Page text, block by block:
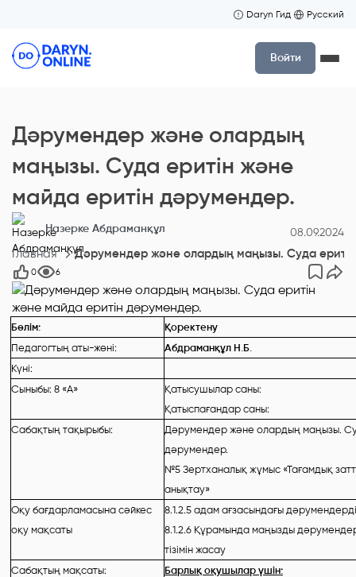
Daryn Гид Русский
Войти
Дәрумендер және олардың
маңызы. Суда еритін және
майда еритін дәрумендер.
Назерке Абдраманқұл 08.09.2024
Главная Дәрумендер және олардың маңызы. Суда
0 6
Бөлім:
Қоректену
Педагогтың аты-жөні:
Абдраманқұл Н.Б.
Күні:
Сыныбы: 8 «А»
Қатысушылар саны:
Қатыспағандар саны:
Сабақтың тақырыбы:
Дәрумендер және олардың маңызы.
дәрумендер.
№5 Зертханалық жұмыс «Тағамдық
анықтау»
Оқу бағдарламасына сәйкес
оқу мақсаты
8.1.2.5 адам ағзасындағы
8.1.2.6 Құрамында маңызды
тізімін жасау
Сабақтың мақсаты:
Барлық оқушылар үшін: